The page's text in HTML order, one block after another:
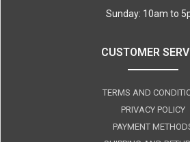
Sunday: 10am to
CUSTOMER
TERMS AND
PRIVACY POLICY
PAYMENT